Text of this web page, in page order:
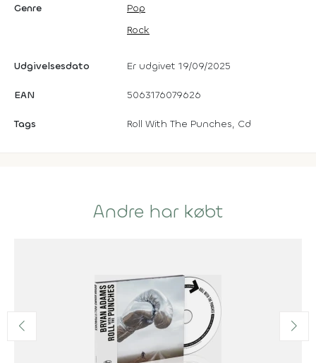
Genre
Pop
Rock
Udgivelsesdato Er udgivet 19/09/2025
EAN 5063176079626
Tags Roll With The Punches, Cd
Andre har købt